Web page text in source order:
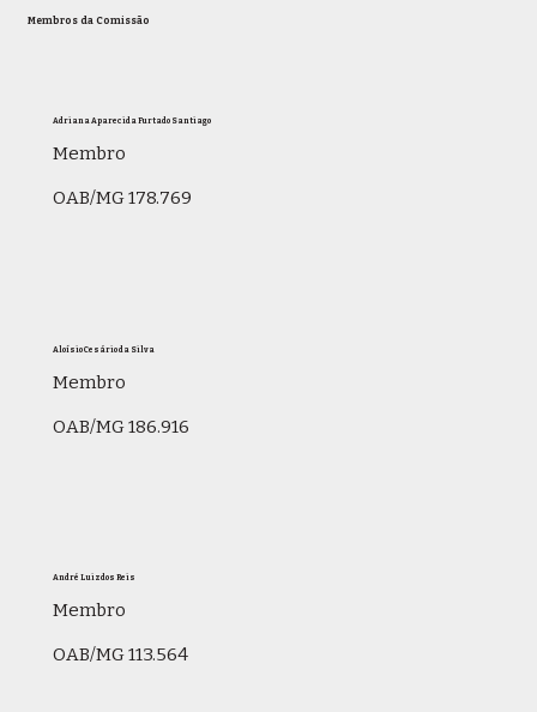
Membros da Comissão
Adriana Aparecida Furtado Santiago
Membro
OAB/MG 178.769
Aloísio Cesário da Silva
Membro
OAB/MG 186.916
André Luiz dos Reis
Membro
OAB/MG 113.564